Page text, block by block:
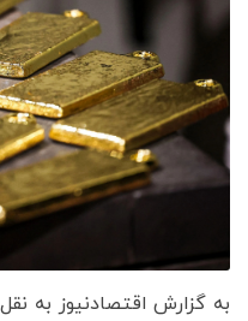
به گزارش اقتصادنیوز به